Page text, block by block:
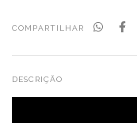
COMPARTILHAR
DESCRIÇÃO